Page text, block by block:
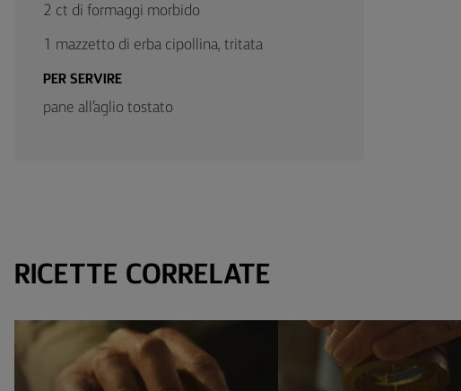
2 ct di formaggi morbido
1 mazzetto di erba cipollina, tritata
PER SERVIRE
pane all’aglio tostato
RICETTE CORRELATE